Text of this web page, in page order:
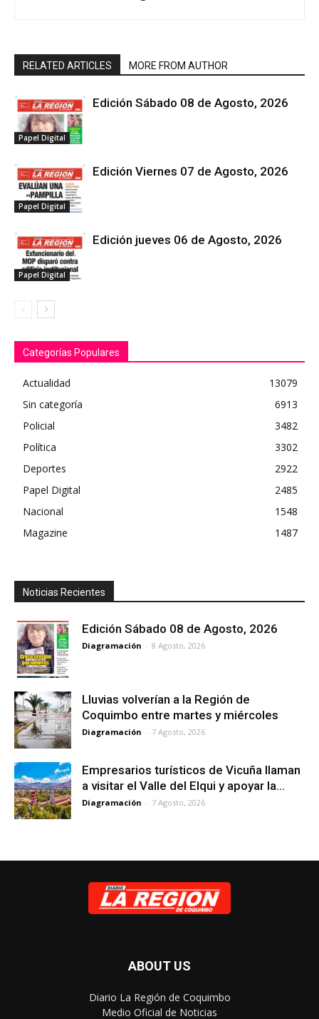
RELATED ARTICLES MORE FROM AUTHOR
Papel Digital
Edición Sábado 08 de Agosto, 2026
Papel Digital
Edición Viernes 07 de Agosto, 2026
Papel Digital
Edición jueves 06 de Agosto, 2026
Categorías Populares
Actualidad
13079
Sin categoría
6913
Policial
3482
Política
3302
Deportes
2922
Papel Digital
2485
Nacional
1548
Magazine
1487
Noticias Recientes
Edición Sábado 08 de Agosto, 2026
Diagramación - 8 Agosto, 2026
Lluvias volverían a la Región de
Coquimbo entre martes y miércoles
Diagramación - 7 Agosto, 2026
Empresarios turísticos de Vicuña llaman
a visitar el Valle del Elqui y apoyar la...
Diagramación - 7 Agosto, 2026
ABOUT US
Diario La Región de Coquimbo
Medio Oficial de Noticias